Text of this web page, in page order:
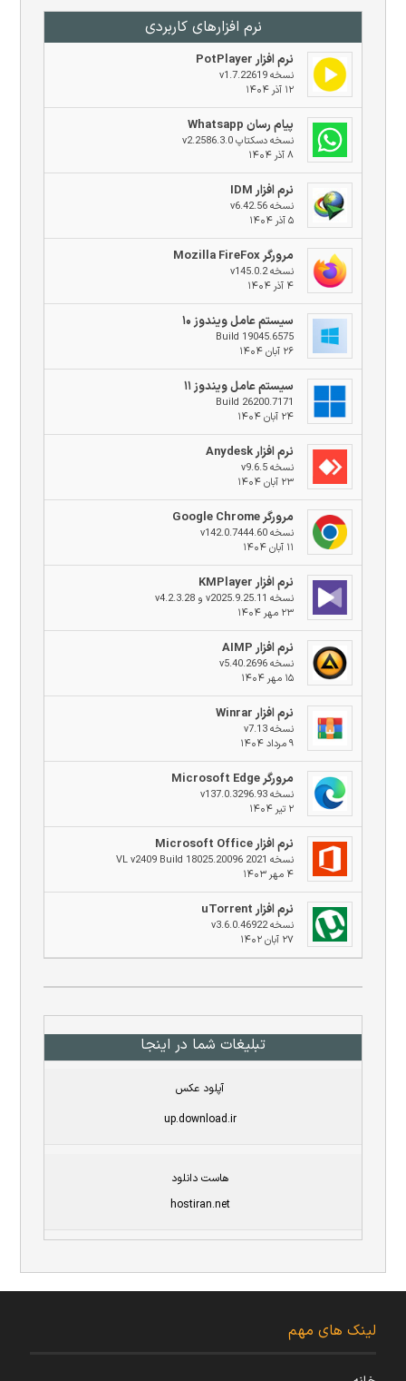
نرم افزار‌های کاربردی
نرم افزار PotPlayer
نسخه v1.7.22619
۱۲ آذر ۱۴۰۴
پیام رسان Whatsapp
نسخه دسکتاپ v2.2586.3.0
۸ آذر ۱۴۰۴
نرم افزار IDM
نسخه v6.42.56
۵ آذر ۱۴۰۴
مرورگر Mozilla FireFox
نسخه v145.0.2
۴ آذر ۱۴۰۴
سیستم عامل ویندوز ۱۰
Build 19045.6575
۲۶ آبان ۱۴۰۴
سیستم عامل ویندوز ۱۱
Build 26200.7171
۲۴ آبان ۱۴۰۴
نرم افزار Anydesk
نسخه v9.6.5
۲۳ آبان ۱۴۰۴
مرورگر Google Chrome
نسخه v142.0.7444.60
۱۱ آبان ۱۴۰۴
نرم افزار KMPlayer
نسخه v2025.9.25.11 و v4.2.3.28
۲۳ مهر ۱۴۰۴
نرم افزار AIMP
نسخه v5.40.2696
۱۵ مهر ۱۴۰۴
نرم افزار Winrar
نسخه v7.13
۹ مرداد ۱۴۰۴
مرورگر Microsoft Edge
نسخه v137.0.3296.93
۲ تیر ۱۴۰۴
نرم افزار Microsoft Office
نسخه 2021 VL v2409 Build 18025.20096
۴ مهر ۱۴۰۳
نرم افزار uTorrent
نسخه v3.6.0.46922
۲۷ آبان ۱۴۰۲
تبلیغات شما در اینجا
آپلود عکس
up.download.ir
هاست دانلود
hostiran.net
لینک های مهم